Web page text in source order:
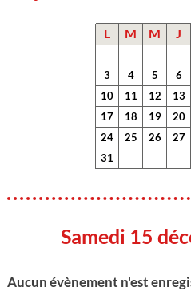
L M M J
3
4 5 6
10
11 12 13
17
18 19 20
24
25 26 27
31
Samedi 15
Aucun évènement n'est